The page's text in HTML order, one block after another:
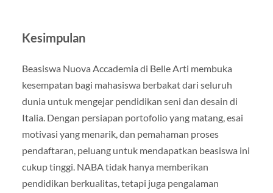
Kesimpulan
Beasiswa Nuova Accademia di Belle Arti membuka
kesempatan bagi mahasiswa berbakat dari seluruh
dunia untuk mengejar pendidikan seni dan desain di
Italia. Dengan persiapan portofolio yang matang, esai
motivasi yang menarik, dan pemahaman proses
pendaftaran, peluang untuk mendapatkan beasiswa ini
cukup tinggi. NABA tidak hanya memberikan
pendidikan berkualitas, tetapi juga pengalaman